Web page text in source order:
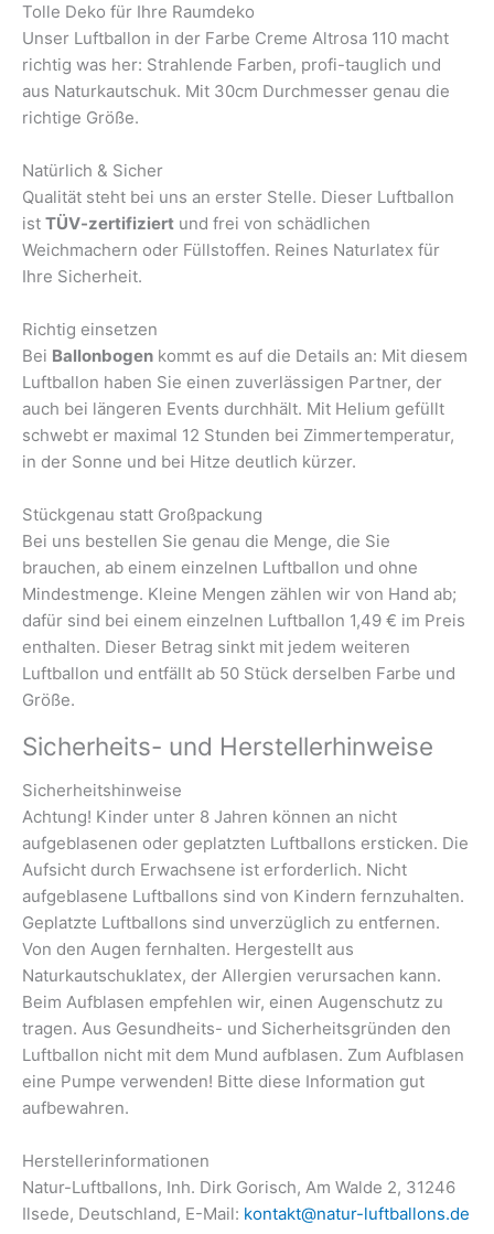
Tolle Deko für Ihre Raumdeko
Unser Luftballon in der Farbe Creme Altrosa 110 macht
richtig was her: Strahlende Farben, profi-tauglich und
aus Naturkautschuk. Mit 30cm Durchmesser genau die
richtige Größe.
Natürlich & Sicher
Qualität steht bei uns an erster Stelle. Dieser Luftballon
ist TÜV-zertifiziert und frei von schädlichen
Weichmachern oder Füllstoffen. Reines Naturlatex für
Ihre Sicherheit.
Richtig einsetzen
Bei Ballonbogen kommt es auf die Details an: Mit diesem
Luftballon haben Sie einen zuverlässigen Partner, der
auch bei längeren Events durchhält. Mit Helium gefüllt
schwebt er maximal 12 Stunden bei Zimmertemperatur,
in der Sonne und bei Hitze deutlich kürzer.
Stückgenau statt Großpackung
Bei uns bestellen Sie genau die Menge, die Sie
brauchen, ab einem einzelnen Luftballon und ohne
Mindestmenge. Kleine Mengen zählen wir von Hand ab;
dafür sind bei einem einzelnen Luftballon 1,49 € im Preis
enthalten. Dieser Betrag sinkt mit jedem weiteren
Luftballon und entfällt ab 50 Stück derselben Farbe und
Größe.
Sicherheits- und Herstellerhinweise
Sicherheitshinweise
Achtung! Kinder unter 8 Jahren können an nicht
aufgeblasenen oder geplatzten Luftballons ersticken. Die
Aufsicht durch Erwachsene ist erforderlich. Nicht
aufgeblasene Luftballons sind von Kindern fernzuhalten.
Geplatzte Luftballons sind unverzüglich zu entfernen.
Von den Augen fernhalten. Hergestellt aus
Naturkautschuklatex, der Allergien verursachen kann.
Beim Aufblasen empfehlen wir, einen Augenschutz zu
tragen. Aus Gesundheits- und Sicherheitsgründen den
Luftballon nicht mit dem Mund aufblasen. Zum Aufblasen
eine Pumpe verwenden! Bitte diese Information gut
aufbewahren.
Herstellerinformationen
Natur-Luftballons, Inh. Dirk Gorisch, Am Walde 2, 31246
Ilsede, Deutschland, E-Mail: kontakt@natur-luftballons.de